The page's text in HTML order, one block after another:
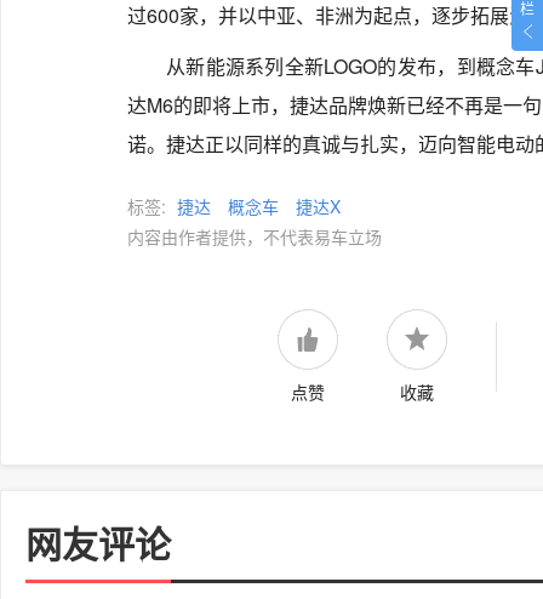
栏
过600家，并以中亚、非洲为起点，逐步拓展海
从新能源系列全新LOGO的发布，到概念
达M6的即将上市，捷达品牌焕新已经不再是一
诺。捷达正以同样的真诚与扎实，迈向智能电动
标签: 捷达 概念车
捷达X
内容由作者提供，不代表易车立场
点赞 收藏
网友评论